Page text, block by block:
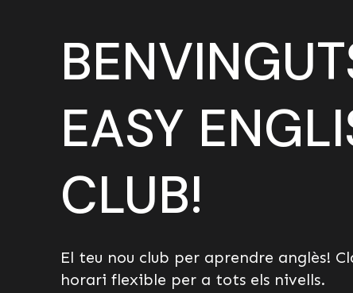
EASY
CLUB!
El teu nou club per aprendre anglès!
horari flexible per a tots els nivells.